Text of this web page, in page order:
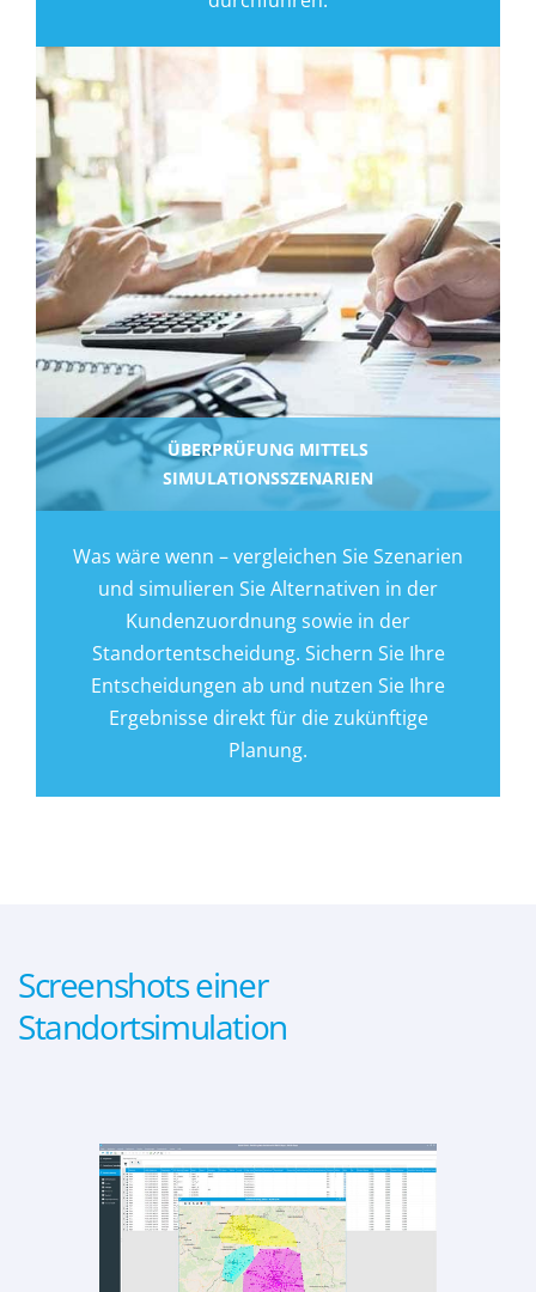
ÜBERPRÜFUNG MITTELS
SIMULATIONSSZENARIEN
Was wäre wenn – vergleichen Sie Szenarien
und simulieren Sie Alternativen in der
Kundenzuordnung sowie in der
Standortentscheidung. Sichern Sie Ihre
Entscheidungen ab und nutzen Sie Ihre
Ergebnisse direkt für die zukünftige
Planung.
Screenshots einer
Standortsimulation